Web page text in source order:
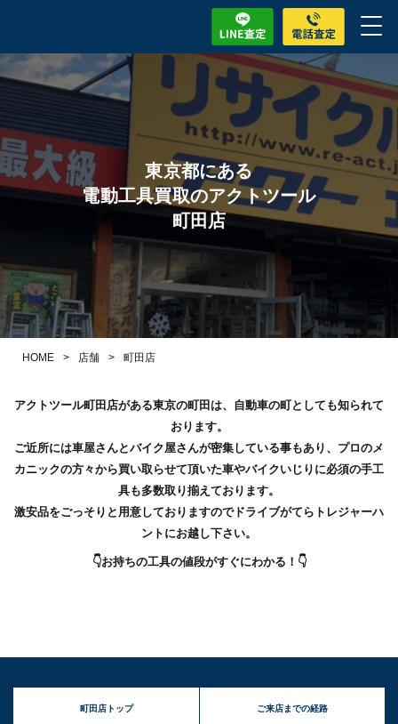
東京都にある
電動工具買取のアクトツール
町田店
HOME > 店舗 > 町田店
アクトツール町田店がある東京の町田は、自動車の町としても知られて
おります。
ご近所には車屋さんとバイク屋さんが密集している事もあり、プロのメ
カニックの方々から買い取らせて頂いた車やバイクいじりに必須の手工
具も多数取り揃えております。
激安品をごっそりと用意しておりますのでドライブがてらトレジャーハ
ントにお越し下さい。
👇お持ちの工具の値段がすぐにわかる！👇
町田店トップ ご来店までの経路